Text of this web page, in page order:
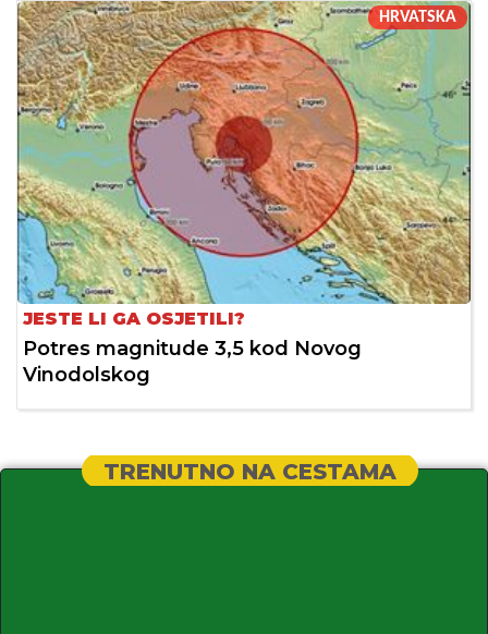
HRVATSKA
JESTE LI GA OSJETILI?
Potres magnitude 3,5 kod Novog
Vinodolskog
TRENUTNO NA CESTAMA